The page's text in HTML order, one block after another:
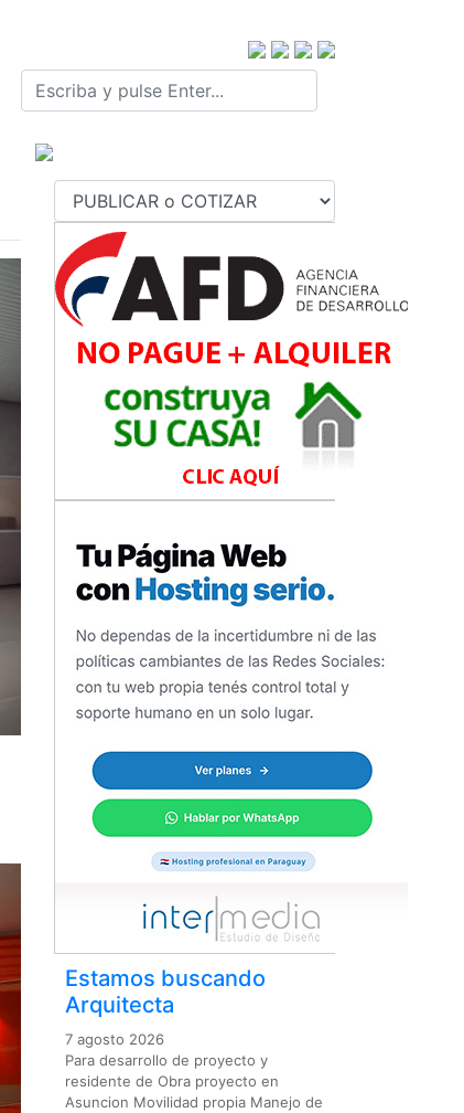
Estamos buscando
Arquitecta
7 agosto 2026
Para desarrollo de proyecto y
residente de Obra proyecto en
Asuncion Movilidad propia Manejo de